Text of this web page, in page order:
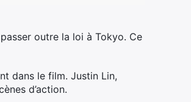
outre la loi à Tokyo. Ce
dans le film. Justin Lin,
d’action.